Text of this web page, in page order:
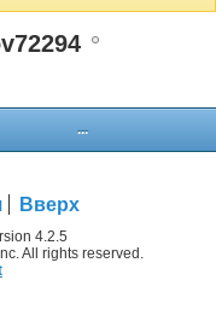
...
Вверх
4.2.5
All rights reserved.